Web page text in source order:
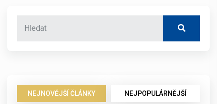
NEJNOVĚJŠÍ ČLÁNKY NEJPOPULÁRNĚJŠÍ